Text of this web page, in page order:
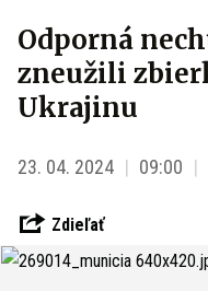
Odporná
zneužili
Ukrajinu
23. 04. 2024 09:00
Zdieľať